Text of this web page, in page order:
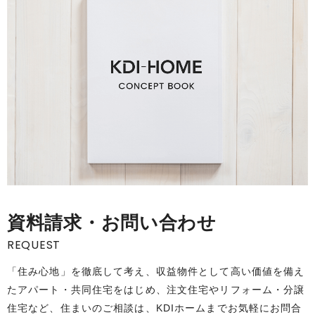
資料請求・お問い合わせ
REQUEST
「住み心地」を徹底して考え、収益物件として高い価値を備え
たアパート・共同住宅をはじめ、注文住宅やリフォーム・分譲
住宅など、住まいのご相談は、KDIホームまでお気軽にお問合